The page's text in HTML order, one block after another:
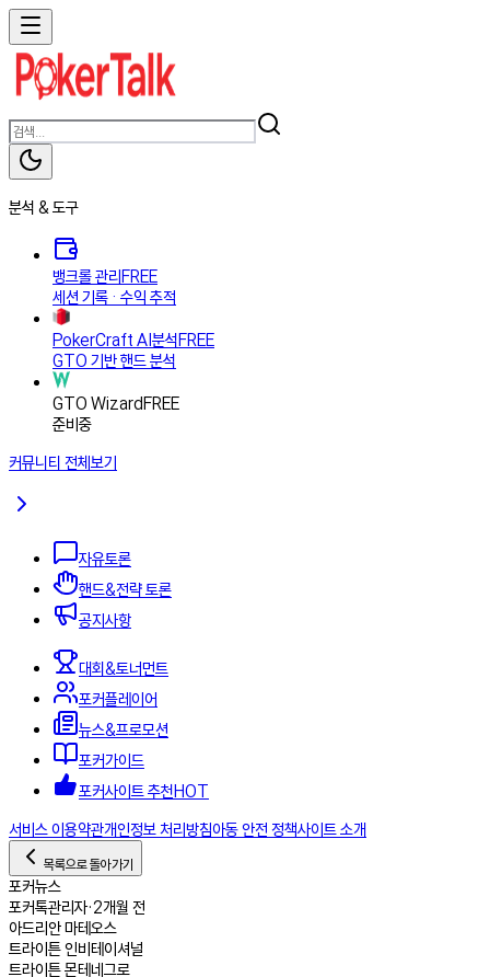
분석 & 도구
뱅크롤 관리FREE
세션 기록 · 수익 추적
PokerCraft AI분석FREE
GTO 기반 핸드 분석
GTO WizardFREE
준비중
커뮤니티 전체보기
자유토론
핸드&전략 토론
공지사항
대회&토너먼트
포커플레이어
뉴스&프로모션
포커가이드
포커사이트 추천HOT
서비스 이용약관개인정보 처리방침아동 안전 정책사이트 소개
목록으로 돌아가기
포커뉴스
포커톡관리자•2개월 전
아드리안 마테오스
트라이튼 인비테이셔널
트라이튼 몬테네그로